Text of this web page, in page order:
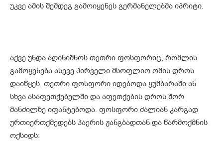
უკვე ამის შემდეგ გამოიყენეს გერმანელებმა იპრიტი.
აქვე უნდა აღინიშნოს თეთრი ფოსფორიც, რომლის
გამოყენება ასევე პირველი მსოფლიო ომის დროს
დაიწყეს. თეთრი ფოსფორი იდებოდა ყუმბარაში ან
სხვა ასაფეთქებელში და აფეთქების დროს შორ
მანძილზე იფანტებოდა. ფოსფორი ძალიან კარგად
ურთიერთქმედებს ჰაერის ჟანგბადთან და წარმოქმნის
ოქსიდს: